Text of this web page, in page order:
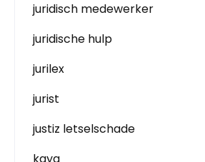
juridisch medewerker
juridische hulp
jurilex
jurist
justiz letselschade